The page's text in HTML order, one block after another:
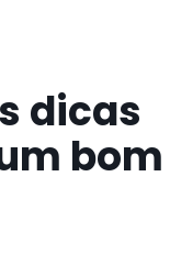
dicas
bom